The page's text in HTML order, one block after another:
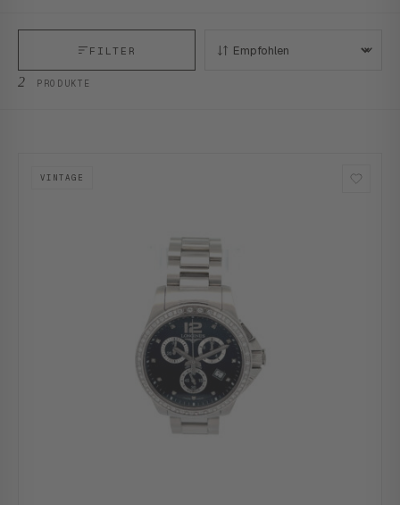
2 PRODUKTE
FILTER SORTIEREN:
VINTAGE